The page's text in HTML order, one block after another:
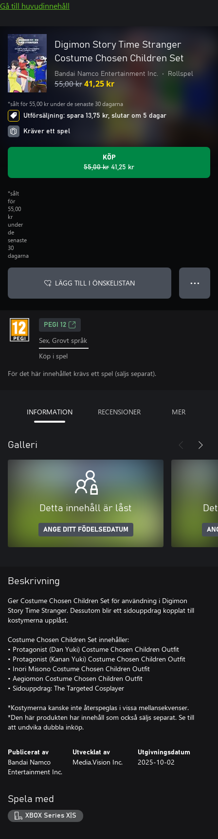
Gå till huvudinnehåll
Digimon Story Time Stranger
Costume Chosen Children Set
Bandai Namco Entertainment Inc. • Rollspel
55,00 kr41,25 kr
*sålt för 55,00 kr under de senaste 30 dagarna
Utförsäljning: spara 13,75 kr, slutar om 5 dagar
Kräver ett spel
KÖP
55,00 kr 41,25 kr
*sålt
för
55,00
kr
under
de
senaste
30
dagarna
LÄGG TILL I ÖNSKELISTAN ● ● ●
PEGI 12
Sex, Grovt språk
Köp i spel
För det här innehållet krävs ett spel (säljs separat).
INFORMATION RECENSIONER MER
Galleri
Detta innehåll är låst
ANGE DITT FÖDELSEDATUM
Beskrivning
Ger Costume Chosen Children Set för användning i Digimon
Story Time Stranger. Dessutom blir ett sidouppdrag kopplat till
kostymerna upplåst.
Costume Chosen Children Set innehåller:
• Protagonist (Dan Yuki) Costume Chosen Children Outfit
• Protagonist (Kanan Yuki) Costume Chosen Children Outfit
• Inori Misono Costume Chosen Children Outfit
• Aegiomon Costume Chosen Children Outfit
• Sidouppdrag: The Targeted Cosplayer
*Kostymerna kanske inte återspeglas i vissa mellansekvenser.
*Den här produkten har innehåll som också säljs separat. Se till
att undvika dubbla inköp.
Publicerat av
Bandai Namco
Entertainment Inc.
Utvecklat av
Media.Vision Inc.
Utgivningsdatum
2025-10-02
Spela med
XBOX Series X|S